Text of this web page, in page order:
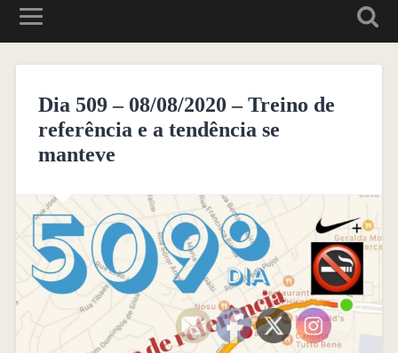
Dia 509 – 08/08/2020 – Treino de
referência e a tendência se
manteve